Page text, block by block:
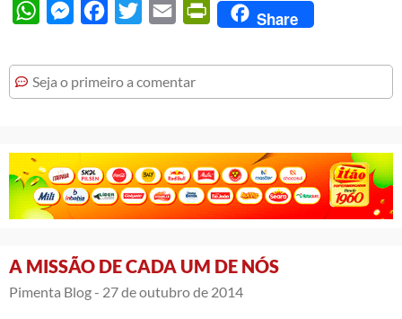
WhatsAppMessengerFacebook
Twitter Email PrintFriendly
Share
Seja o primeiro a comentar
A MISSÃO DE CADA UM DE NÓS
Pimenta Blog - 27 de outubro de 2014